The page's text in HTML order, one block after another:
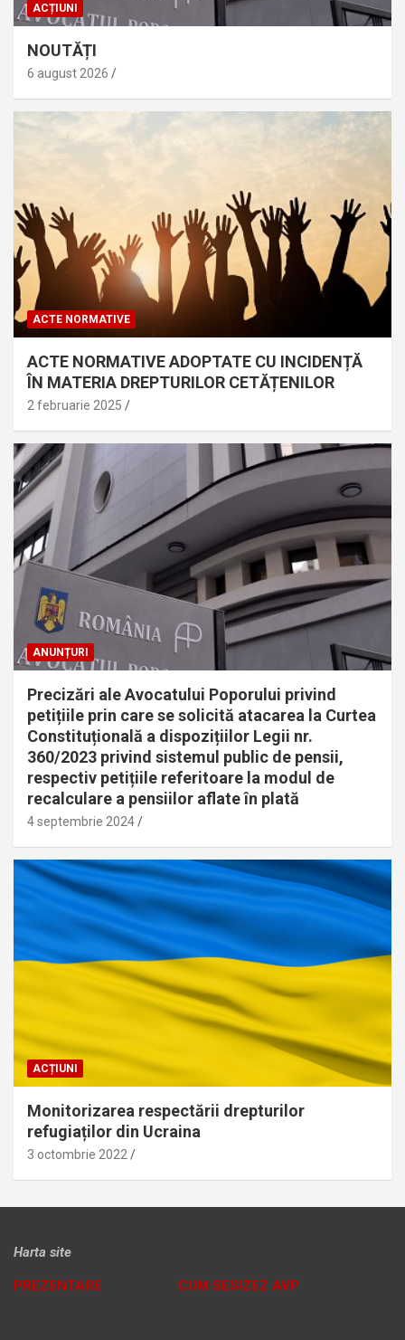
ACȚIUNI
NOUTĂȚI
6 august 2026
ACTE NORMATIVE
ACTE NORMATIVE ADOPTATE CU INCIDENȚĂ
ÎN MATERIA DREPTURILOR CETĂȚENILOR
2 februarie 2025
ANUNȚURI
Precizări ale Avocatului Poporului privind
petițiile prin care se solicită atacarea la Curtea
Constituțională a dispozițiilor Legii nr.
360/2023 privind sistemul public de pensii,
respectiv petițiile referitoare la modul de
recalculare a pensiilor aflate în plată
4 septembrie 2024
ACȚIUNI
Monitorizarea respectării drepturilor
refugiaților din Ucraina
3 octombrie 2022
Harta site
PREZENTARE CUM SESIZEZ AVP